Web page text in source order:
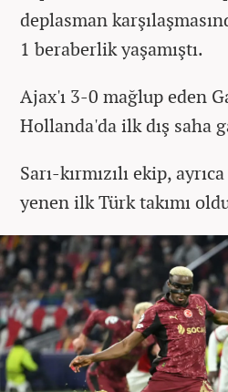
deplasman
1 beraberlik yaşamıştı.
Ajax'ı 3-0 mağlup eden
Hollanda'da ilk dış saha
Sarı-kırmızılı ekip,
yenen ilk Türk takımı